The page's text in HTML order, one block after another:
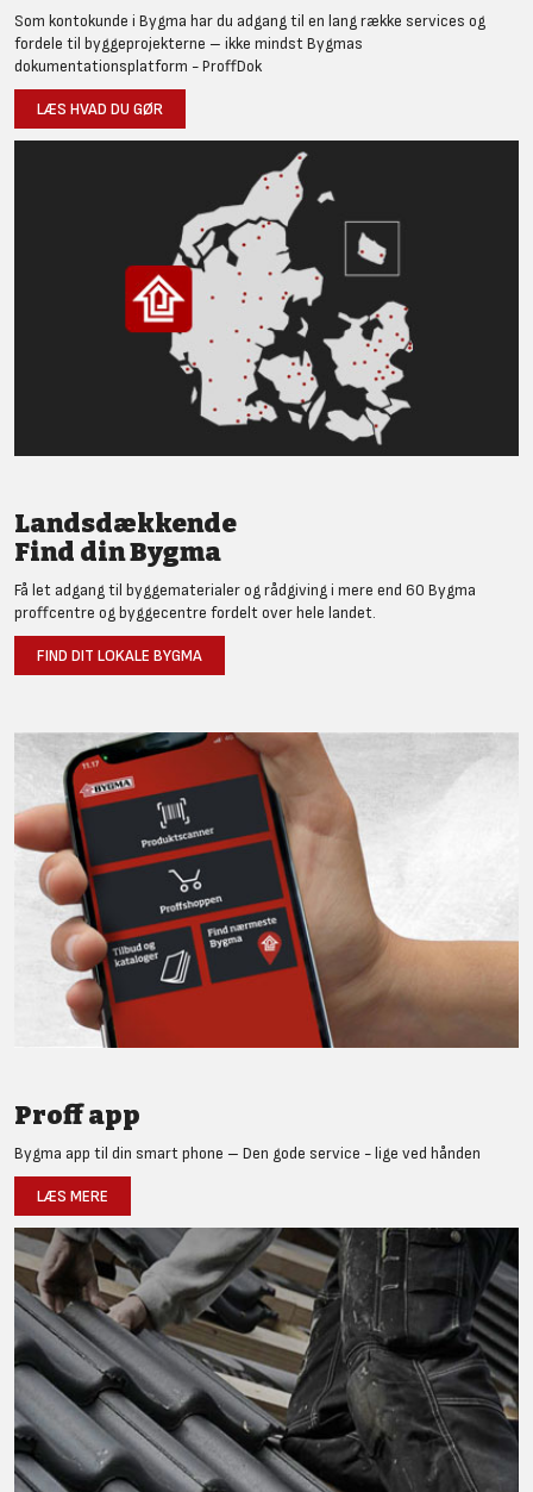
Som kontokunde i Bygma har du adgang til en lang række services og
fordele til byggeprojekterne – ikke mindst Bygmas
dokumentationsplatform - ProffDok
LÆS HVAD DU GØR
Landsdækkende
Find din Bygma
Få let adgang til byggematerialer og rådgiving i mere end 60 Bygma
proffcentre og byggecentre fordelt over hele landet.
FIND DIT LOKALE BYGMA
Proff app
Bygma app til din smart phone – Den gode service - lige ved hånden
LÆS MERE